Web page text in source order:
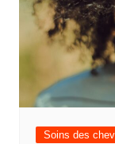
Soins des